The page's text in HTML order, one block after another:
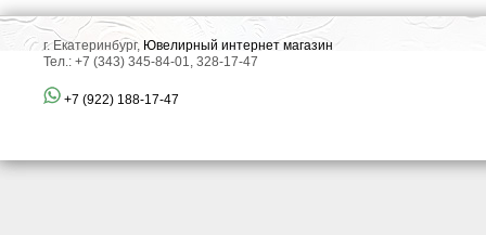
г. Екатеринбург, Ювелирный интернет магазин
Тел.: +7 (343) 345-84-01, 328-17-47
+7 (922) 188-17-47